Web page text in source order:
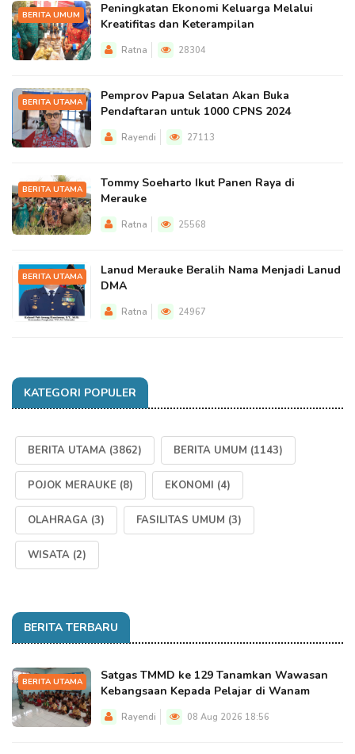
BERITA UMUM
Peningkatan Ekonomi Keluarga Melalui
Kreatifitas dan Keterampilan
Ratna 28304
BERITA UTAMA
Pemprov Papua Selatan Akan Buka
Pendaftaran untuk 1000 CPNS 2024
Rayendi 27113
BERITA UTAMA
Tommy Soeharto Ikut Panen Raya di
Merauke
Ratna 25568
BERITA UTAMA
Lanud Merauke Beralih Nama Menjadi Lanud
DMA
Ratna 24967
KATEGORI POPULER
BERITA UTAMA (3862) BERITA UMUM (1143)
POJOK MERAUKE (8) EKONOMI (4)
OLAHRAGA (3) FASILITAS UMUM (3)
WISATA (2)
BERITA TERBARU
BERITA UTAMA
Satgas TMMD ke 129 Tanamkan Wawasan
Kebangsaan Kepada Pelajar di Wanam
Rayendi 08 Aug 2026 18:56